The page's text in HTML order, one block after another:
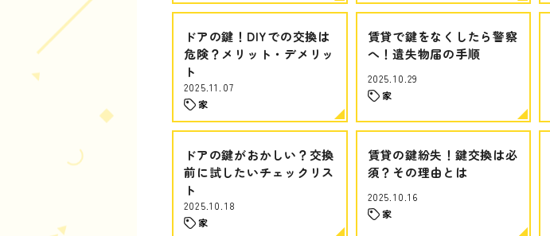
ドアの鍵！DIYでの交換は
危険？メリット・デメリッ
ト
2025.11.07
家
賃貸で鍵をなくしたら警察
へ！遺失物届の手順
2025.10.29
家
ドアの鍵がおかしい？交換
前に試したいチェックリス
ト
2025.10.18
家
賃貸の鍵紛失！鍵交換は必
須？その理由とは
2025.10.16
家